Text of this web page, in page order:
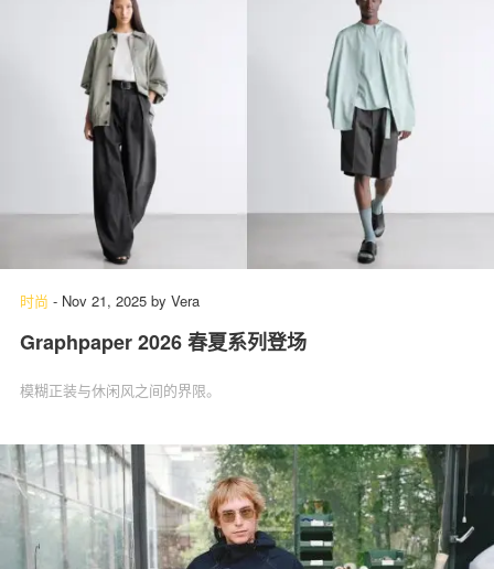
时尚 - Nov 21, 2025 by Vera
Graphpaper 2026 春夏系列登场
模糊正装与休闲风之间的界限。